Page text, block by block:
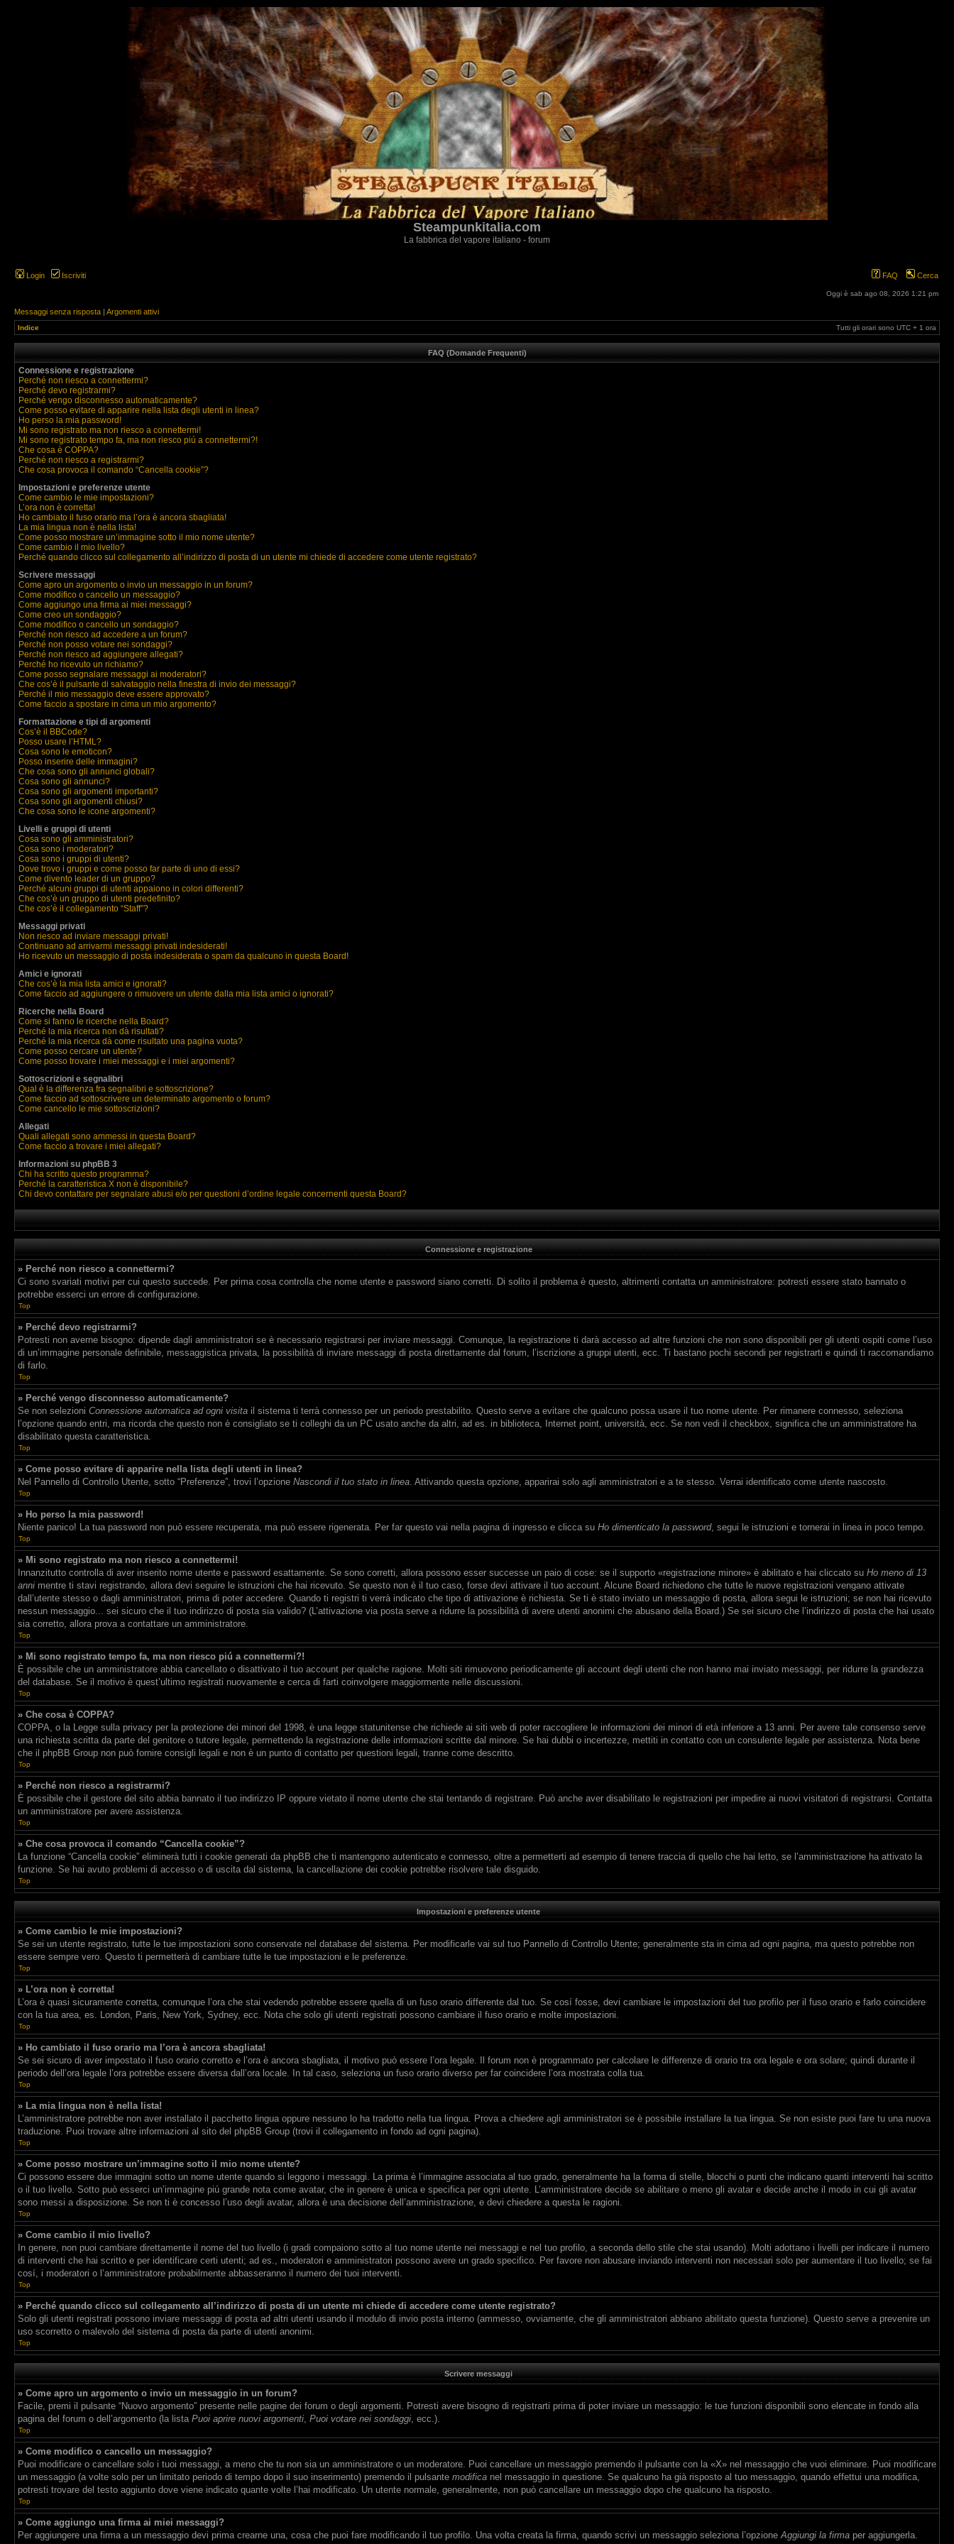
Steampunkitalia.com
La fabbrica del vapore italiano - forum
Login Iscriviti FAQ Cerca
Oggi è sab ago 08, 2026 1:21 pm
Messaggi senza risposta | Argomenti attivi
Indice Tutti gli orari sono UTC + 1 ora
FAQ (Domande Frequenti)
Connessione e registrazione
Perché non riesco a connettermi?
Perché devo registrarmi?
Perché vengo disconnesso automaticamente?
Come posso evitare di apparire nella lista degli utenti in linea?
Ho perso la mia password!
Mi sono registrato ma non riesco a connettermi!
Mi sono registrato tempo fa, ma non riesco piú a connettermi?!
Che cosa è COPPA?
Perché non riesco a registrarmi?
Che cosa provoca il comando “Cancella cookie”?
Impostazioni e preferenze utente
Come cambio le mie impostazioni?
L’ora non è corretta!
Ho cambiato il fuso orario ma l’ora è ancora sbagliata!
La mia lingua non è nella lista!
Come posso mostrare un’immagine sotto il mio nome utente?
Come cambio il mio livello?
Perché quando clicco sul collegamento all’indirizzo di posta di un utente mi chiede di accedere come utente registrato?
Scrivere messaggi
Come apro un argomento o invio un messaggio in un forum?
Come modifico o cancello un messaggio?
Come aggiungo una firma ai miei messaggi?
Come creo un sondaggio?
Come modifico o cancello un sondaggio?
Perché non riesco ad accedere a un forum?
Perché non posso votare nei sondaggi?
Perché non riesco ad aggiungere allegati?
Perché ho ricevuto un richiamo?
Come posso segnalare messaggi ai moderatori?
Che cos’è il pulsante di salvataggio nella finestra di invio dei messaggi?
Perché il mio messaggio deve essere approvato?
Come faccio a spostare in cima un mio argomento?
Formattazione e tipi di argomenti
Cos’è il BBCode?
Posso usare l’HTML?
Cosa sono le emoticon?
Posso inserire delle immagini?
Che cosa sono gli annunci globali?
Cosa sono gli annunci?
Cosa sono gli argomenti importanti?
Cosa sono gli argomenti chiusi?
Che cosa sono le icone argomenti?
Livelli e gruppi di utenti
Cosa sono gli amministratori?
Cosa sono i moderatori?
Cosa sono i gruppi di utenti?
Dove trovo i gruppi e come posso far parte di uno di essi?
Come divento leader di un gruppo?
Perché alcuni gruppi di utenti appaiono in colori differenti?
Che cos’è un gruppo di utenti predefinito?
Che cos’è il collegamento “Staff”?
Messaggi privati
Non riesco ad inviare messaggi privati!
Continuano ad arrivarmi messaggi privati indesiderati!
Ho ricevuto un messaggio di posta indesiderata o spam da qualcuno in questa Board!
Amici e ignorati
Che cos’è la mia lista amici e ignorati?
Come faccio ad aggiungere o rimuovere un utente dalla mia lista amici o ignorati?
Ricerche nella Board
Come si fanno le ricerche nella Board?
Perché la mia ricerca non dà risultati?
Perché la mia ricerca dà come risultato una pagina vuota?
Come posso cercare un utente?
Come posso trovare i miei messaggi e i miei argomenti?
Sottoscrizioni e segnalibri
Qual è la differenza fra segnalibri e sottoscrizione?
Come faccio ad sottoscrivere un determinato argomento o forum?
Come cancello le mie sottoscrizioni?
Allegati
Quali allegati sono ammessi in questa Board?
Come faccio a trovare i miei allegati?
Informazioni su phpBB 3
Chi ha scritto questo programma?
Perché la caratteristica X non è disponibile?
Chi devo contattare per segnalare abusi e/o per questioni d’ordine legale concernenti questa Board?
Connessione e registrazione
» Perché non riesco a connettermi?
Ci sono svariati motivi per cui questo succede. Per prima cosa controlla che nome utente e password siano corretti. Di solito il problema è questo, altrimenti contatta un amministratore: potresti essere stato bannato o
potrebbe esserci un errore di configurazione.
Top
» Perché devo registrarmi?
Potresti non averne bisogno: dipende dagli amministratori se è necessario registrarsi per inviare messaggi. Comunque, la registrazione ti darà accesso ad altre funzioni che non sono disponibili per gli utenti ospiti come l’uso
di un’immagine personale definibile, messaggistica privata, la possibilità di inviare messaggi di posta direttamente dal forum, l’iscrizione a gruppi utenti, ecc. Ti bastano pochi secondi per registrarti e quindi ti raccomandiamo
di farlo.
Top
» Perché vengo disconnesso automaticamente?
Se non selezioni Connessione automatica ad ogni visita il sistema ti terrà connesso per un periodo prestabilito. Questo serve a evitare che qualcuno possa usare il tuo nome utente. Per rimanere connesso, seleziona
l’opzione quando entri, ma ricorda che questo non è consigliato se ti colleghi da un PC usato anche da altri, ad es. in biblioteca, Internet point, università, ecc. Se non vedi il checkbox, significa che un amministratore ha
disabilitato questa caratteristica.
Top
» Come posso evitare di apparire nella lista degli utenti in linea?
Nel Pannello di Controllo Utente, sotto “Preferenze”, trovi l’opzione Nascondi il tuo stato in linea. Attivando questa opzione, apparirai solo agli amministratori e a te stesso. Verrai identificato come utente nascosto.
Top
» Ho perso la mia password!
Niente panico! La tua password non può essere recuperata, ma può essere rigenerata. Per far questo vai nella pagina di ingresso e clicca su Ho dimenticato la password, segui le istruzioni e tornerai in linea in poco tempo.
Top
» Mi sono registrato ma non riesco a connettermi!
Innanzitutto controlla di aver inserito nome utente e password esattamente. Se sono corretti, allora possono esser successe un paio di cose: se il supporto «registrazione minore» è abilitato e hai cliccato su Ho meno di 13
anni mentre ti stavi registrando, allora devi seguire le istruzioni che hai ricevuto. Se questo non è il tuo caso, forse devi attivare il tuo account. Alcune Board richiedono che tutte le nuove registrazioni vengano attivate
dall’utente stesso o dagli amministratori, prima di poter accedere. Quando ti registri ti verrà indicato che tipo di attivazione è richiesta. Se ti è stato inviato un messaggio di posta, allora segui le istruzioni; se non hai ricevuto
nessun messaggio... sei sicuro che il tuo indirizzo di posta sia valido? (L’attivazione via posta serve a ridurre la possibilità di avere utenti anonimi che abusano della Board.) Se sei sicuro che l’indirizzo di posta che hai usato
sia corretto, allora prova a contattare un amministratore.
Top
» Mi sono registrato tempo fa, ma non riesco piú a connettermi?!
È possibile che un amministratore abbia cancellato o disattivato il tuo account per qualche ragione. Molti siti rimuovono periodicamente gli account degli utenti che non hanno mai inviato messaggi, per ridurre la grandezza
del database. Se il motivo è quest’ultimo registrati nuovamente e cerca di farti coinvolgere maggiormente nelle discussioni.
Top
» Che cosa è COPPA?
COPPA, o la Legge sulla privacy per la protezione dei minori del 1998, è una legge statunitense che richiede ai siti web di poter raccogliere le informazioni dei minori di età inferiore a 13 anni. Per avere tale consenso serve
una richiesta scritta da parte del genitore o tutore legale, permettendo la registrazione delle informazioni scritte dal minore. Se hai dubbi o incertezze, mettiti in contatto con un consulente legale per assistenza. Nota bene
che il phpBB Group non può fornire consigli legali e non è un punto di contatto per questioni legali, tranne come descritto.
Top
» Perché non riesco a registrarmi?
È possibile che il gestore del sito abbia bannato il tuo indirizzo IP oppure vietato il nome utente che stai tentando di registrare. Può anche aver disabilitato le registrazioni per impedire ai nuovi visitatori di registrarsi. Contatta
un amministratore per avere assistenza.
Top
» Che cosa provoca il comando “Cancella cookie”?
La funzione “Cancella cookie” eliminerà tutti i cookie generati da phpBB che ti mantengono autenticato e connesso, oltre a permetterti ad esempio di tenere traccia di quello che hai letto, se l’amministrazione ha attivato la
funzione. Se hai avuto problemi di accesso o di uscita dal sistema, la cancellazione dei cookie potrebbe risolvere tale disguido.
Top
Impostazioni e preferenze utente
» Come cambio le mie impostazioni?
Se sei un utente registrato, tutte le tue impostazioni sono conservate nel database del sistema. Per modificarle vai sul tuo Pannello di Controllo Utente; generalmente sta in cima ad ogni pagina, ma questo potrebbe non
essere sempre vero. Questo ti permetterà di cambiare tutte le tue impostazioni e le preferenze.
Top
» L’ora non è corretta!
L’ora è quasi sicuramente corretta, comunque l’ora che stai vedendo potrebbe essere quella di un fuso orario differente dal tuo. Se cosí fosse, devi cambiare le impostazioni del tuo profilo per il fuso orario e farlo coincidere
con la tua area, es. London, Paris, New York, Sydney, ecc. Nota che solo gli utenti registrati possono cambiare il fuso orario e molte impostazioni.
Top
» Ho cambiato il fuso orario ma l’ora è ancora sbagliata!
Se sei sicuro di aver impostato il fuso orario corretto e l’ora è ancora sbagliata, il motivo può essere l’ora legale. Il forum non è programmato per calcolare le differenze di orario tra ora legale e ora solare; quindi durante il
periodo dell’ora legale l’ora potrebbe essere diversa dall’ora locale. In tal caso, seleziona un fuso orario diverso per far coincidere l’ora mostrata colla tua.
Top
» La mia lingua non è nella lista!
L’amministratore potrebbe non aver installato il pacchetto lingua oppure nessuno lo ha tradotto nella tua lingua. Prova a chiedere agli amministratori se è possibile installare la tua lingua. Se non esiste puoi fare tu una nuova
traduzione. Puoi trovare altre informazioni al sito del phpBB Group (trovi il collegamento in fondo ad ogni pagina).
Top
» Come posso mostrare un’immagine sotto il mio nome utente?
Ci possono essere due immagini sotto un nome utente quando si leggono i messaggi. La prima è l’immagine associata al tuo grado, generalmente ha la forma di stelle, blocchi o punti che indicano quanti interventi hai scritto
o il tuo livello. Sotto può esserci un’immagine piú grande nota come avatar, che in genere è unica e specifica per ogni utente. L’amministratore decide se abilitare o meno gli avatar e decide anche il modo in cui gli avatar
sono messi a disposizione. Se non ti è concesso l’uso degli avatar, allora è una decisione dell’amministrazione, e devi chiedere a questa le ragioni.
Top
» Come cambio il mio livello?
In genere, non puoi cambiare direttamente il nome del tuo livello (i gradi compaiono sotto al tuo nome utente nei messaggi e nel tuo profilo, a seconda dello stile che stai usando). Molti adottano i livelli per indicare il numero
di interventi che hai scritto e per identificare certi utenti; ad es., moderatori e amministratori possono avere un grado specifico. Per favore non abusare inviando interventi non necessari solo per aumentare il tuo livello; se fai
cosí, i moderatori o l’amministratore probabilmente abbasseranno il numero dei tuoi interventi.
Top
» Perché quando clicco sul collegamento all’indirizzo di posta di un utente mi chiede di accedere come utente registrato?
Solo gli utenti registrati possono inviare messaggi di posta ad altri utenti usando il modulo di invio posta interno (ammesso, ovviamente, che gli amministratori abbiano abilitato questa funzione). Questo serve a prevenire un
uso scorretto o malevolo del sistema di posta da parte di utenti anonimi.
Top
Scrivere messaggi
» Come apro un argomento o invio un messaggio in un forum?
Facile, premi il pulsante “Nuovo argomento” presente nelle pagine dei forum o degli argomenti. Potresti avere bisogno di registrarti prima di poter inviare un messaggio: le tue funzioni disponibili sono elencate in fondo alla
pagina del forum o dell’argomento (la lista Puoi aprire nuovi argomenti, Puoi votare nei sondaggi, ecc.).
Top
» Come modifico o cancello un messaggio?
Puoi modificare o cancellare solo i tuoi messaggi, a meno che tu non sia un amministratore o un moderatore. Puoi cancellare un messaggio premendo il pulsante con la «X» nel messaggio che vuoi eliminare. Puoi modificare
un messaggio (a volte solo per un limitato periodo di tempo dopo il suo inserimento) premendo il pulsante modifica nel messaggio in questione. Se qualcuno ha già risposto al tuo messaggio, quando effettui una modifica,
potresti trovare del testo aggiunto dove viene indicato quante volte l’hai modificato. Un utente normale, generalmente, non può cancellare un messaggio dopo che qualcuno ha risposto.
Top
» Come aggiungo una firma ai miei messaggi?
Per aggiungere una firma a un messaggio devi prima crearne una, cosa che puoi fare modificando il tuo profilo. Una volta creata la firma, quando scrivi un messaggio seleziona l’opzioneAggiungi la firma per aggiungerla.